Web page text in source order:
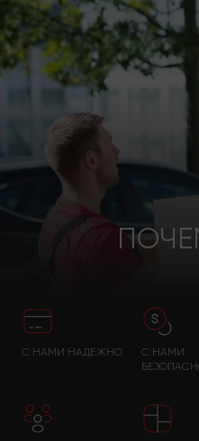
С НАМИ НАДЕЖНО
С НАМИ